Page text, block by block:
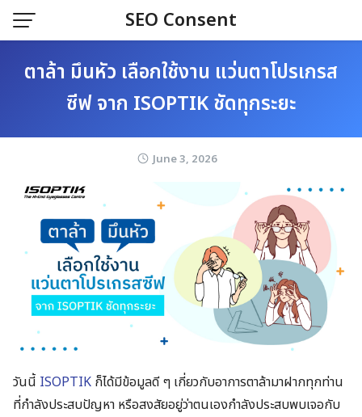
Skip
SEO Consent
ตาล้า มึนหัว เลือกใช้งาน แว่นตาโปรเกรส
ซีฟ จาก ISOPTIK ชัดทุกระยะ
June 3, 2026
วันนี้​ ISOPTIK ​ ก็ได้มีข้อมูลดี ๆ​ เกี่ยวกับอาการตาล้ามาฝากทุกท่าน
ที่กำลังประสบปัญหา​ หรือสงสัยอยู่ว่าตนเองกำลังประสบพบเจอกับ